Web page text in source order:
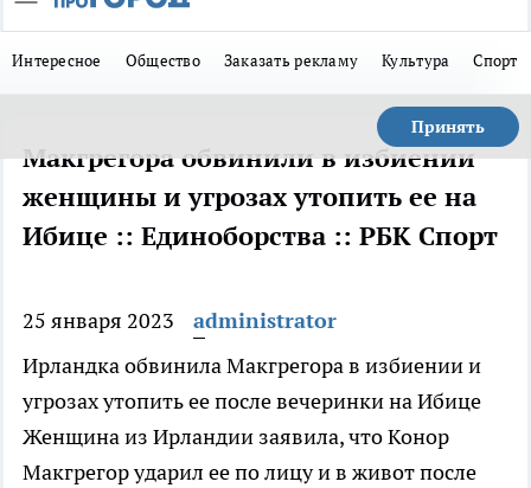
Интересное Общество Заказать рекламу Культура Спорт
Принять
Макгрегора обвинили в избиении
женщины и угрозах утопить ее на
Ибице :: Единоборства :: РБК Спорт
25 января 2023
administrator
Ирландка обвинила Макгрегора в избиении и
угрозах утопить ее после вечеринки на Ибице
Женщина из Ирландии заявила, что Конор
Макгрегор ударил ее по лицу и в живот после